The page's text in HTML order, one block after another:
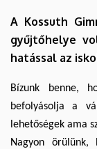
A Kossuth
gyűjtőhelye
hatással az
Bízunk benne,
befolyásolja a
lehetőségek ama
Nagyon örülünk,